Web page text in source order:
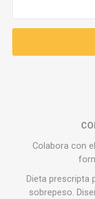
Colabora con
Dieta prescripta
sobrepeso.